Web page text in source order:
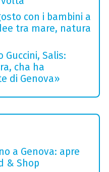
con i bambini a
tra mare, natura
Guccini, Salis:
cha ha
di Genova»
a Genova: apre
& Shop